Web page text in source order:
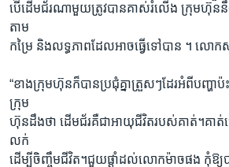
បើដើមជ័រណាមួយត្រូវបានគាស់រំលើង ក្រុមហ៊ុន
តាម
កម្រៃ និងលទ្ធភាពដែលអាចធ្វើទៅបាន ។ លោ
“ខាងក្រុមហ៊ុនក៏បានប្រជុំគ្នាត្រួសៗដែរអំពីបញ្ហាប៉
ក្រុម
ហ៊ុនដឹងថា ដើមជ័រគឺជាអាយុជីវិតរបស់គាត់។គាត់ធ្
លក់
ដើម្បីចិញ្ចឹមជីវិត។ជួយផ្តាំដល់លោកម៉ាចផង កុំឱ្យប